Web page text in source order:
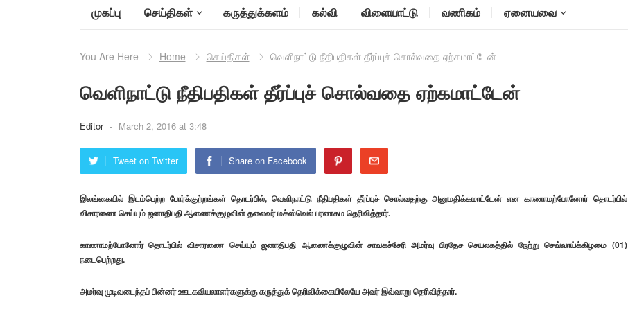
முகப்பு செய்திகள் கருத்துக்களம் கல்வி விளையாட்டு வணிகம் ஏனையவை
You Are Here Home செய்திகள் வெளிநாட்டு நீதிபதிகள் தீர்ப்புச் சொல்வதை ஏற்கமாட்டேன்
வெளிநாட்டு நீதிபதிகள் தீர்ப்புச் சொல்வதை ஏற்கமாட்டேன்
Editor - March 2, 2016 at 3:48
Tweet on Twitter Share on Facebook
இலங்கையில் இடம்பெற்ற போர்க்குற்றங்கள் தொடர்பில், வெளிநாட்டு நீதிபதிகள் தீர்ப்புச் சொல்வதற்கு அனுமதிக்கமாட்டேன் என காணாமற்போனோர் தொடர்பில்
விசாரணை செய்யும் ஜனாதிபதி ஆணைக்குழுவின் தலைவர் மக்ஸ்வெல் பரணகம தெரிவித்தார்.
காணாமற்போனோர் தொடர்பில் விசாரணை செய்யும் ஜனாதிபதி ஆணைக்குழுவின் சாவகச்சேரி அமர்வு பிரதேச செயலகத்தில் நேற்று செவ்வாய்க்கிழமை (01)
நடைபெற்றது.
அமர்வு முடிவடைந்தப் பின்னர் ஊடகவியலாளர்களுக்கு கருத்துக் தெரிவிக்கையிலேயே அவர் இவ்வாறு தெரிவித்தார்.